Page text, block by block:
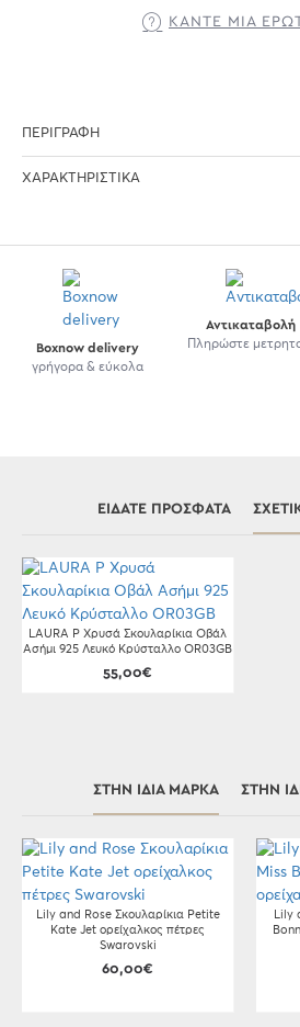
ΚΆΝΤΕ ΜΊΑ
ΠΕΡΙΓΡΑΦΉ
ΧΑΡΑΚΤΗΡΙΣΤΙΚΆ
Boxnow delivery
γρήγορα & εύκολα
Αντικαταβολή
Πληρώστε
ΕΊΔΑΤΕ ΠΡΌΣΦΑΤΑ
LAURA P Χρυσά Σκουλαρίκια Οβάλ
Ασήμι 925 Λευκό Κρύσταλλο OR03GB
55,00€
ΣΤΗΝ ΊΔΙΑ ΜΆΡΚΑ ΣΤΗΝ
Lily and Rose Σκουλαρίκια Petite
Kate Jet ορείχαλκος πέτρες
Swarovski
60,00€
Lily